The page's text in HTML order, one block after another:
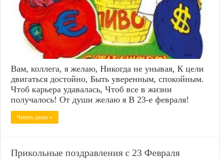
Вам, коллега, я желаю, Никогда не унывая, К цели
двигаться достойно, Быть уверенным, спокойным.
Чтоб карьера удавалась, Чтоб все в жизни
получалось! От души желаю я В 23-е февраля!
Читать далее »
Прикольные поздравления с 23 Февраля